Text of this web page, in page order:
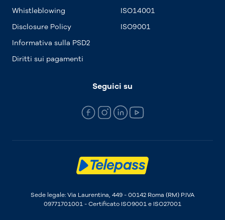
Whistleblowing
Disclosure Policy
Informativa sulla PSD2
Diritti sui pagamenti
ISO14001
ISO9001
Seguici su
Sede legale: Via Laurentina, 449 - 00142 Roma (RM) P.IVA
09771701001 - Certificato ISO9001 e ISO27001